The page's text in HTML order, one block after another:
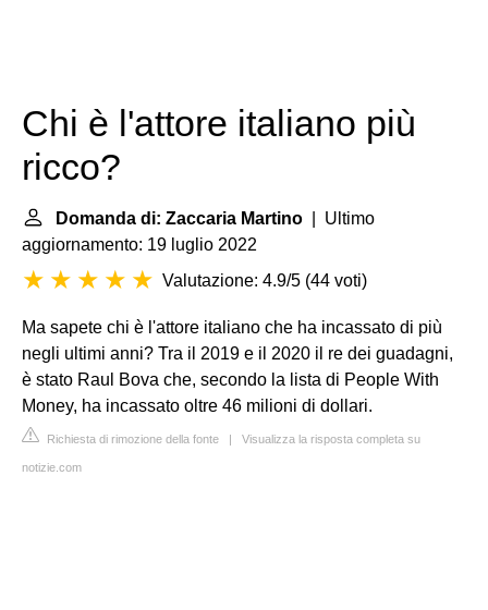
Chi è l'attore italiano più
ricco?
Domanda di: Zaccaria Martino | Ultimo
aggiornamento: 19 luglio 2022
Valutazione: 4.9/5 (44 voti)
Ma sapete chi è l'attore italiano che ha incassato di più
negli ultimi anni? Tra il 2019 e il 2020 il re dei guadagni,
è stato Raul Bova che, secondo la lista di People With
Money, ha incassato oltre 46 milioni di dollari.
Richiesta di rimozione della fonte | Visualizza la risposta completa su
notizie.com